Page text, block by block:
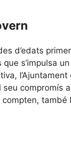
d’edats
s’impulsa
seu compromís
també